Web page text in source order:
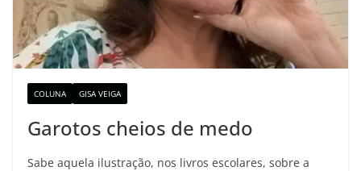
COLUNA GISA VEIGA
Garotos cheios de medo
Sabe aquela ilustração, nos livros escolares, sobre a